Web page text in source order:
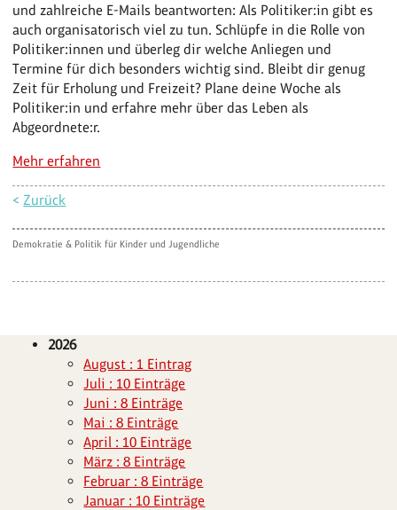
und zahlreiche E-Mails beantworten: Als Politiker:in gibt es
auch organisatorisch viel zu tun. Schlüpfe in die Rolle von
Politiker:innen und überleg dir welche Anliegen und
Termine für dich besonders wichtig sind. Bleibt dir genug
Zeit für Erholung und Freizeit? Plane deine Woche als
Politiker:in und erfahre mehr über das Leben als
Abgeordnete:r.
Mehr erfahren
<Zurück
Demokratie & Politik für Kinder und Jugendliche
2026
August : 1 Eintrag
Juli : 10 Einträge
Juni : 8 Einträge
Mai : 8 Einträge
April : 10 Einträge
März : 8 Einträge
Februar : 8 Einträge
Januar : 10 Einträge